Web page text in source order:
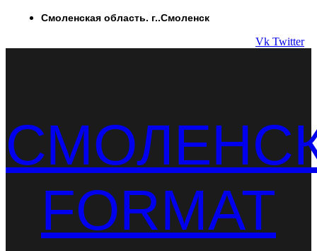
ПерейтиСмоленская область. г..Смоленск
Vk Twitter
FORMAT